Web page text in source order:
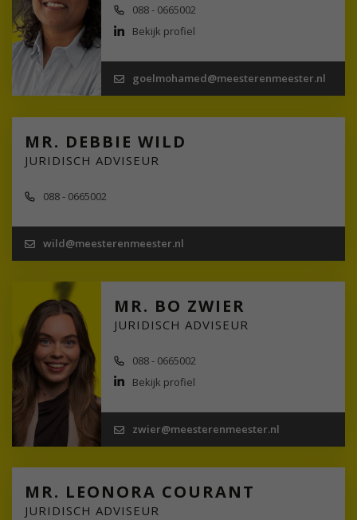
088 - 0665002
Bekijk profiel
goelmohamed@meesterenmeester.nl
MR. DEBBIE WILD
JURIDISCH ADVISEUR
088 - 0665002
wild@meesterenmeester.nl
MR. BO ZWIER
JURIDISCH ADVISEUR
088 - 0665002
Bekijk profiel
zwier@meesterenmeester.nl
MR. LEONORA COURANT
JURIDISCH ADVISEUR